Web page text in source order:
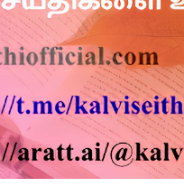
பள்ளிக்கல்வித்துறை
2027 -
இலவச
EMIS தளத்தில்
10-ஆம் வகுப்பு துணைத்